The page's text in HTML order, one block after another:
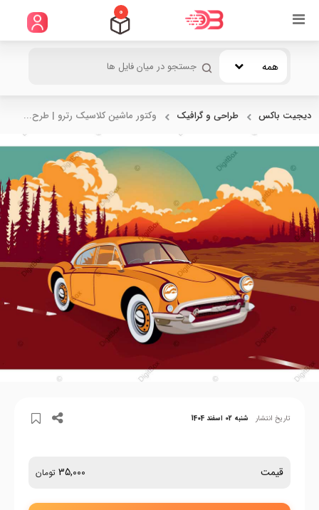
0
همه
دیجیت باکس طراحی و گرافیک وکتور ماشین کلاسیک رترو | طرح...
تاریخ انتشار شنبه 02 اسفند 1404
قیمت 35,000 تومان